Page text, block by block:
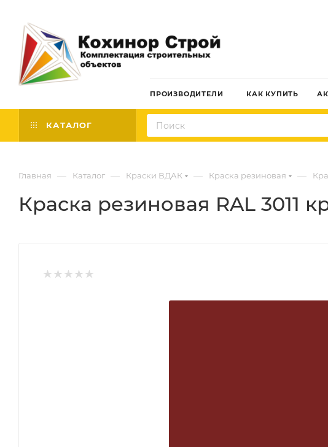
ПРОИЗВОДИТЕЛИ КАК КУПИТЬ
КАТАЛОГ
Главная — Каталог — Краски ВДАК — Краска резиновая —
Краска резиновая RAL 3011